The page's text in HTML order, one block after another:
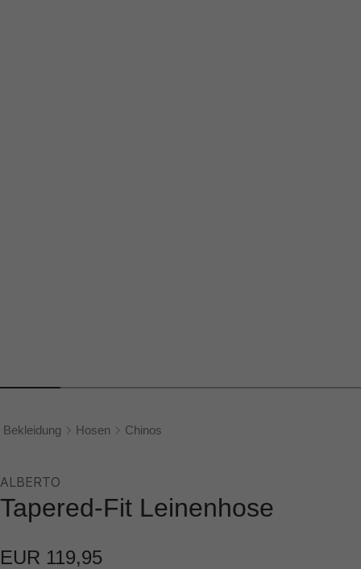
Bekleidung Hosen Chinos
ALBERTO
Tapered-Fit Leinenhose
EUR 119,95